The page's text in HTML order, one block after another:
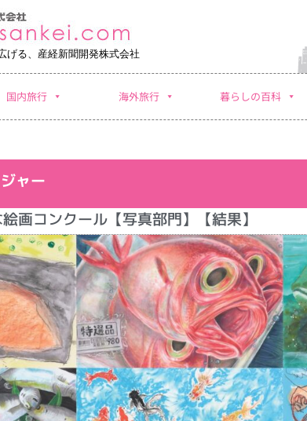
げる、産経新聞開発株式会社
国内旅行 海外旅行 暮らしの百科
ャー
画コンクール【写真部門】【結果】